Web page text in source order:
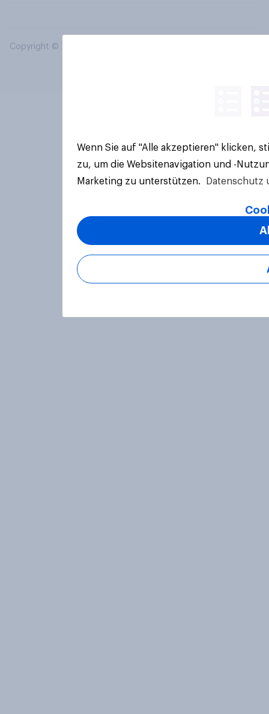
Copyright © 2026 YouGov PLC. Alle Rechte vorbehalten.
Wenn Sie auf "Alle akzeptieren" klicken,
zu, um die Websitenavigation und -
Marketing zu unterstützen.
Datenschutz